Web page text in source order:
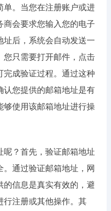
单。当您在注册账户或进
商会要求您输入您的电子
址后，系统会自动发送一
您只需要打开邮件，点击
完成验证过程。通过这种
认您提供的邮箱地址是有
够使用该邮箱地址进行操
呢？首先，验证邮箱地址
通过验证邮箱地址，网
的信息是真实有效的，避
行注册或其他操作。其